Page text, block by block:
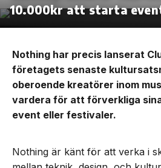
10.000kr att starta
Nothing har precis lanserat
företagets senaste
oberoende kreatörer inom
vardera för att förverkliga
event eller festivaler.
Nothing är känt för att verka i